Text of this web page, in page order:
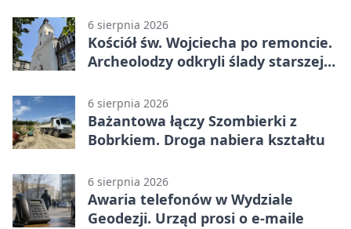
6 sierpnia 2026
Kościół św. Wojciecha po remoncie.
Archeolodzy odkryli ślady starszej
6 sierpnia 2026
Bażantowa łączy Szombierki z
Bobrkiem. Droga nabiera kształtu
6 sierpnia 2026
Awaria telefonów w Wydziale
Geodezji. Urząd prosi o e-maile